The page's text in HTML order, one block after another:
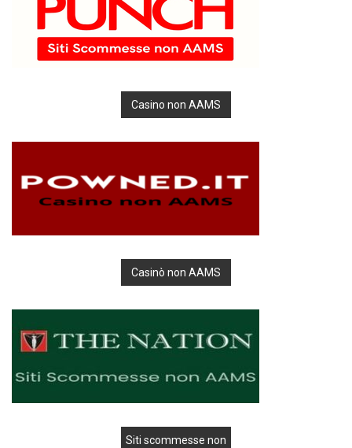
Casino non AAMS
Casinò non AAMS
Siti scommesse non